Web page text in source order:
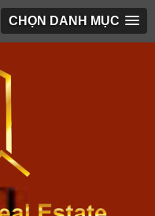
CHỌN DANH MỤC